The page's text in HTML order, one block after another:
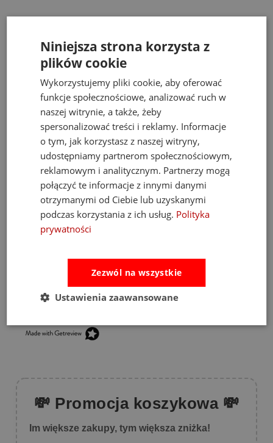
Najniższa cena:469,00 zł
do koszyka
Opinie Pytania i odpowiedzi
Ocena sklepu
4.93
Opinie, z których została wyliczona
średnia, są wystawione przez
zweryfikowanych klientów, którzy dokonali
2
💸 Promocja koszykowa 💸
Im większe zakupy, tym większa zniżka!
Niniejsza strona korzysta z
plików cookie
Wykorzystujemy pliki cookie, aby oferować
funkcje społecznościowe, analizować ruch w
naszej witrynie, a także, żeby
spersonalizować treści i reklamy. Informacje
o tym, jak korzystasz z naszej witryny,
udostępniamy partnerom społecznościowym,
reklamowym i analitycznym. Partnerzy mogą
połączyć te informacje z innymi danymi
otrzymanymi od Ciebie lub uzyskanymi
podczas korzystania z ich usług. Polityka
prywatności
Zezwól na wszystkie
Ustawienia zaawansowane